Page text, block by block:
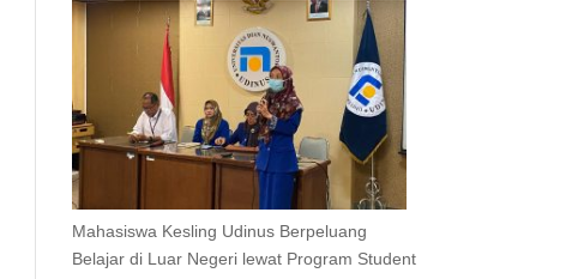
Mahasiswa Kesling Udinus Berpeluang
Belajar di Luar Negeri lewat Program Student